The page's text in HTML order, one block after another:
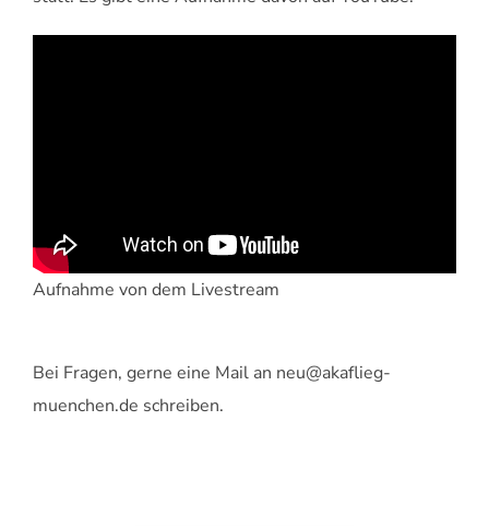
Aufnahme von dem Livestream
Bei Fragen, gerne eine Mail an neu@akaflieg-
muenchen.de schreiben.